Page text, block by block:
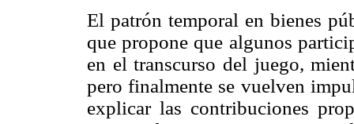
El patrón temporal en bienes
que propone que algunos
en el transcurso del juego,
pero finalmente se vuelven
explicar las contribuciones